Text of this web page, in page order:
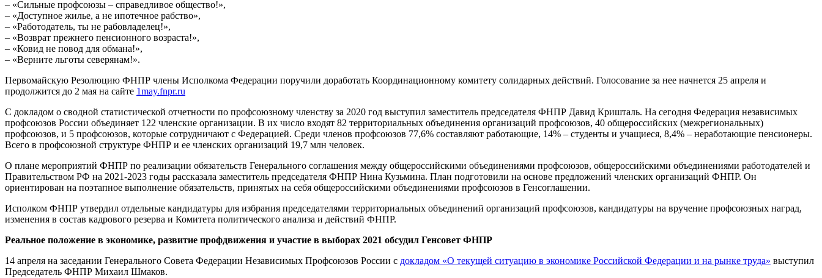
– «Сильные профсоюзы – справедливое общество!»,
– «Доступное жилье, а не ипотечное рабство»,
– «Работодатель, ты не рабовладелец!»,
– «Возврат прежнего пенсионного возраста!»,
– «Ковид не повод для обмана!»,
– «Верните льготы северянам!».
Первомайскую Резолюцию ФНПР члены Исполкома Федерации поручили доработать Координационному комитету солидарных действий. Голосование за нее начнется 25 апреля и
продолжится до 2 мая на сайте 1may.fnpr.ru
С докладом о сводной статистической отчетности по профсоюзному членству за 2020 год выступил заместитель председателя ФНПР Давид Кришталь. На сегодня Федерация независимых
профсоюзов России объединяет 122 членские организации. В их число входят 82 территориальных объединения организаций профсоюзов, 40 общероссийских (межрегиональных)
профсоюзов, и 5 профсоюзов, которые сотрудничают с Федерацией. Среди членов профсоюзов 77,6% составляют работающие, 14% – студенты и учащиеся, 8,4% – неработающие пенсионеры.
Всего в профсоюзной структуре ФНПР и ее членских организаций 19,7 млн человек.
О плане мероприятий ФНПР по реализации обязательств Генерального соглашения между общероссийскими объединениями профсоюзов, общероссийскими объединениями работодателей и
Правительством РФ на 2021-2023 годы рассказала заместитель председателя ФНПР Нина Кузьмина. План подготовили на основе предложений членских организаций ФНПР. Он
ориентирован на поэтапное выполнение обязательств, принятых на себя общероссийскими объединениями профсоюзов в Генсоглашении.
Исполком ФНПР утвердил отдельные кандидатуры для избрания председателями территориальных объединений организаций профсоюзов, кандидатуры на вручение профсоюзных наград,
изменения в состав кадрового резерва и Комитета политического анализа и действий ФНПР.
Реальное положение в экономике, развитие профдвижения и участие в выборах 2021 обсудил Генсовет ФНПР
14 апреля на заседании Генерального Совета Федерации Независимых Профсоюзов России с докладом «О текущей ситуацию в экономике Российской Федерации и на рынке труда» выступил
Председатель ФНПР Михаил Шмаков.